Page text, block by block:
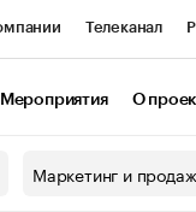
Телеканал
Мероприятия О
Маркетинг и